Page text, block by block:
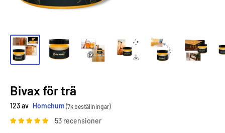
Bivax för trä
123 av Homchum (7k beställningar)
53 recensioner